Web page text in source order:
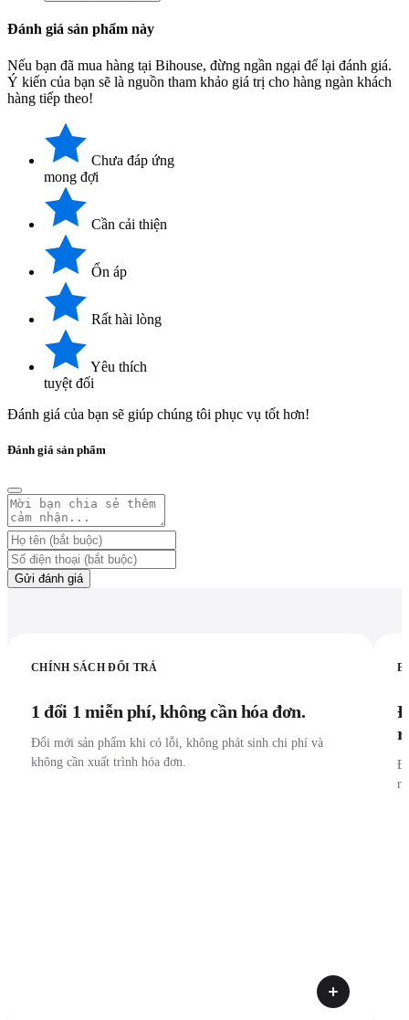
Đánh giá sản phẩm này
Nếu bạn đã mua hàng tại Bihouse, đừng ngần ngại để lại đánh giá.
Ý kiến của bạn sẽ là nguồn tham khảo giá trị cho hàng ngàn khách
hàng tiếp theo!
Chưa đáp ứng
mong đợi
Cần cải thiện
Ổn áp
Rất hài lòng
Yêu thích
tuyệt đối
Đánh giá của bạn sẽ giúp chúng tôi phục vụ tốt hơn!
Đánh giá sản phẩm
Gửi đánh giá
CHÍNH SÁCH ĐỔI TRẢ
1 đổi 1 miễn phí, không cần hóa đơn.
Đổi mới sản phẩm khi có lỗi, không phát sinh chi phí và
không cần xuất trình hóa đơn.